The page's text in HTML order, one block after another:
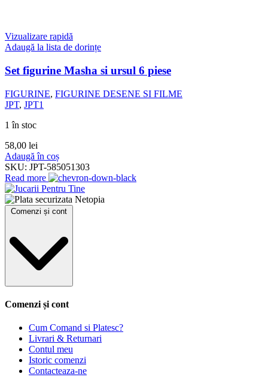
Vizualizare rapidă
Adaugă la lista de dorințe
Set figurine Masha si ursul 6 piese
FIGURINE, FIGURINE DESENE SI FILME
JPT, JPT1
1 în stoc
58,00 lei
Adaugă în coș
SKU: JPT-585051303
Read more
Comenzi și cont
Comenzi și cont
Cum Comand si Platesc?
Livrari & Returnari
Contul meu
Istoric comenzi
Contacteaza-ne